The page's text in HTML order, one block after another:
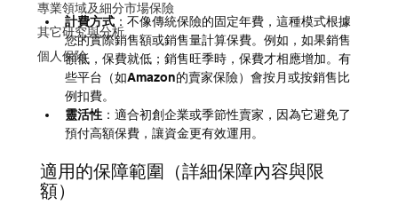
專業領域及細分市場保險
其它研究與分析
個人保險
計費方式：不像傳統保險的固定年費，這種模式根據
您的實際銷售額或銷售量計算保費。例如，如果銷售
額低，保費就低；銷售旺季時，保費才相應增加。有
些平台（如Amazon的賣家保險）會按月或按銷售比
例扣費。
靈活性：適合初創企業或季節性賣家，因為它避免了
預付高額保費，讓資金更有效運用。
適用的保障範圍（詳細保障內容與限
額）